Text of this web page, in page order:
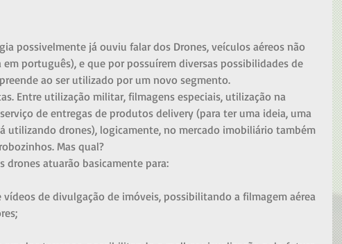
possivelmente já ouviu falar dos Drones, veículos aéreos não
em português), e que por possuírem diversas possibilidades de
ao ser utilizado por um novo segmento.
Entre utilização militar, filmagens especiais, utilização na
de entregas de produtos delivery (para ter uma ideia, uma
utilizando drones), logicamente, no mercado imobiliário também
Mas qual?
drones atuarão basicamente para:
vídeos de divulgação de imóveis, possibilitando a filmagem aérea